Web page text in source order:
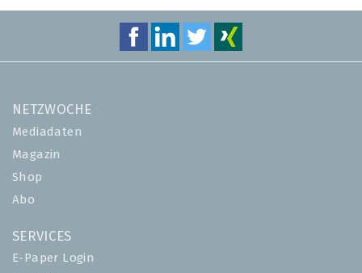
NETZWOCHE
Mediadaten
Magazin
Shop
Abo
SERVICES
E-Paper Login